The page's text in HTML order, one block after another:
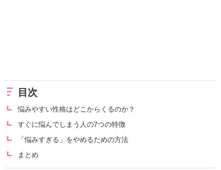
目次
悩みやすい性格はどこからくるのか？
すぐに悩んでしまう人の7つの特徴
「悩みすぎる」をやめるための方法
まとめ